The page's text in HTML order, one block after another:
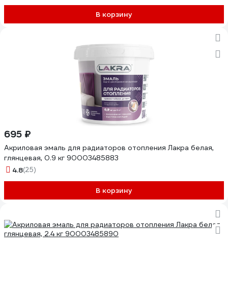
В корзину
695 ₽
Акриловая эмаль для радиаторов отопления Лакра белая,
глянцевая, 0.9 кг 90003485883
4.8(25)
В корзину